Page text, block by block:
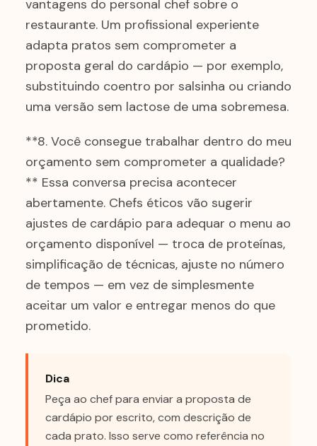
vantagens do personal chef sobre o
restaurante. Um profissional experiente
adapta pratos sem comprometer a
proposta geral do cardápio — por exemplo,
substituindo coentro por salsinha ou criando
uma versão sem lactose de uma sobremesa.
**8. Você consegue trabalhar dentro do meu
orçamento sem comprometer a qualidade?
** Essa conversa precisa acontecer
abertamente. Chefs éticos vão sugerir
ajustes de cardápio para adequar o menu ao
orçamento disponível — troca de proteínas,
simplificação de técnicas, ajuste no número
de tempos — em vez de simplesmente
aceitar um valor e entregar menos do que
prometido.
Dica
Peça ao chef para enviar a proposta de
cardápio por escrito, com descrição de
cada prato. Isso serve como referência no